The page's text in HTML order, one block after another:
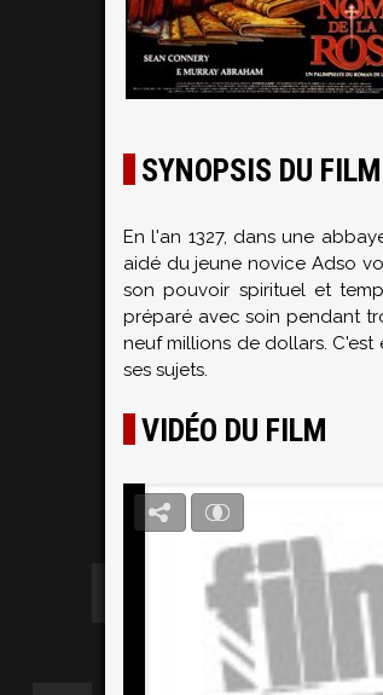
SYNOPSIS DU
En l'an 1327, dans une
aidé du jeune novice Adso
son pouvoir spirituel et
préparé avec soin pendant
neuf millions de dollars.
ses sujets.
VIDÉO DU FILM